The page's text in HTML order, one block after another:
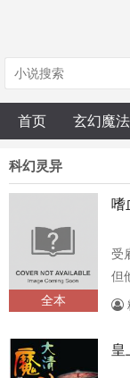
首页 玄幻魔法
科幻灵异
全本
嗜
受
但
争
皇